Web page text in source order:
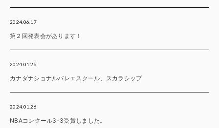
2024.06.17
第２回発表会があります！
2024.01.26
カナダナショナルバレエスクール、スカラシップ
2024.01.26
NBAコンクール3-3受賞しました。